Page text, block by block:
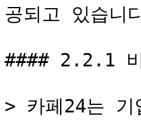
공되고 있습니
#### 2.2.1 비
> 카페24는 기